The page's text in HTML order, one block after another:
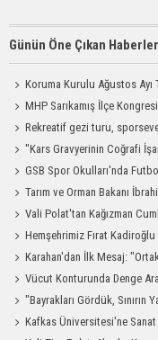
Günün Öne Çıkan
Koruma Kurulu Ağustos Ayı
MHP Sarıkamış İlçe
Rekreatif gezi turu,
"Kars Gravyerinin Coğrafi
GSB Spor Okulları'nda
Tarım ve Orman Bakanı
Vali Polat'tan Kağızman
Hemşehrimiz Fırat Kadiroğlu
Karahan'dan İlk Mesaj:
Vücut Konturunda Denge
"Bayrakları Gördük, Sınırın
Kafkas Üniversitesi'ne